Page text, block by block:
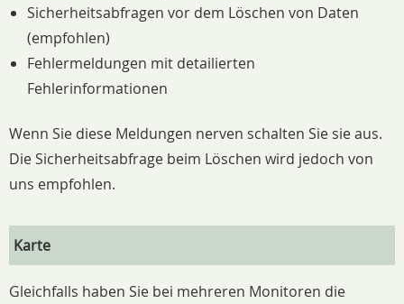
Sicherheitsabfragen vor dem Löschen von Daten
(empfohlen)
Fehlermeldungen mit detailierten
Fehlerinformationen
Wenn Sie diese Meldungen nerven schalten Sie sie aus.
Die Sicherheitsabfrage beim Löschen wird jedoch von
uns empfohlen.
Karte
Gleichfalls haben Sie bei mehreren Monitoren die